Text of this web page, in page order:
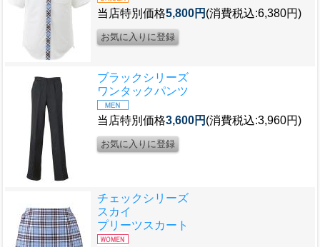
当店特別価格5,800円 (消費税込:6,380円)
ブラックシリーズ
ワンタックパンツ
当店特別価格3,600円 (消費税込:3,960円)
チェックシリーズ
スカイ
プリーツスカート